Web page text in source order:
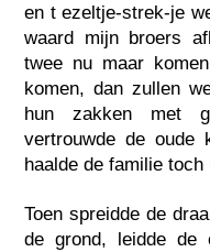
en t ezeltje-strek-je
waard mijn broers
twee nu maar
komen, dan zullen
hun zakken met
vertrouwde de oude
haalde de familie toch
Toen spreidde de
de grond, leidde de